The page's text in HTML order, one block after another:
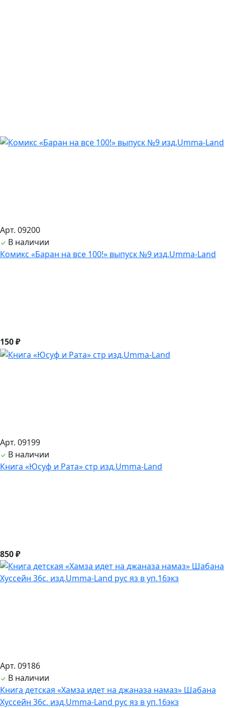
Арт. 09200
В наличии
Комикс «Баран на все 100!» выпуск №9 изд.Umma-Land
150 ₽
Арт. 09199
В наличии
Книга «Юсуф и Рата» стр изд.Umma-Land
850 ₽
Арт. 09186
В наличии
Книга детская «Хамза идет на джаназа намаз» Шабана
Хуссейн 36с. изд.Umma-Land рус яз в уп.16экз